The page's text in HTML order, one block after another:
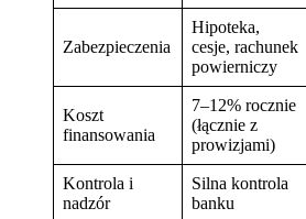
Zabezpieczenia
Hipoteka,
cesje, rachunek
powierniczy
Koszt
finansowania
7–12% rocznie
(łącznie z
prowizjami)
Kontrola i
nadzór
Silna kontrola
banku